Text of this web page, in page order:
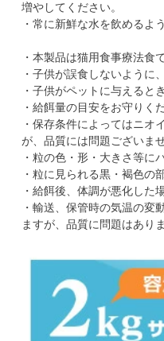
増やしてください。
・常に新鮮な水を飲めるよ
・本製品は猫用食事療法食
・子供が誤食しないように
・子供がペットに与えると
・給餌量の目安をお守りく
・保存条件によってはニオ
が、品質には問題ございま
・粒の色・形・大きさ等に
・粒に見られる黒・褐色の
・給餌後、体調が悪化した
・輸送、保管時の気温の変
ますが、品質に問題はあり